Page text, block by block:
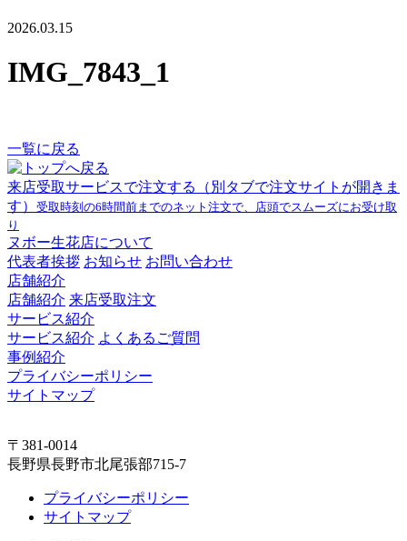
2026.03.15
IMG_7843_1
一覧に戻る
来店受取サービスで注文する
（別タブで注文サイトが開きま
す） 受取時刻の6時間前までのネット注文で、店頭でスムーズにお受け取
り
ヌボー生花店について
代表者挨拶 お知らせ お問い合わせ
店舗紹介
店舗紹介 来店受取注文
サービス紹介
サービス紹介 よくあるご質問
事例紹介
プライバシーポリシー
サイトマップ
〒381-0014
長野県長野市北尾張部715-7
プライバシーポリシー
サイトマップ